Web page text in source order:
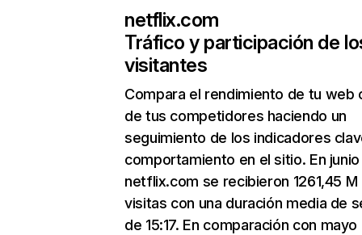
netflix.com
Tráfico y participación de
visitantes
Compara el rendimiento de tu web
de tus competidores haciendo un
seguimiento de los indicadores
comportamiento en el sitio. En junio
netflix.com se recibieron 1261,45 M
visitas con una duración media de
de 15:17. En comparación con mayo